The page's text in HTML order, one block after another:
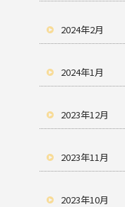
2024年2月
2024年1月
2023年12月
2023年11月
2023年10月